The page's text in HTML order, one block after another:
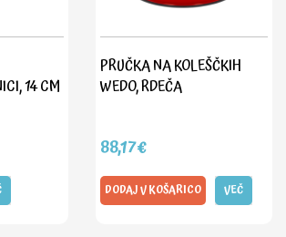
14 CM
PRUČKA NA KOLEŠČKIH
WEDO, RDEČA
88,17€
DODAJ V KOŠARICO VEČ